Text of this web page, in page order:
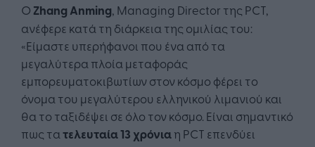
Ο Zhang Anming, Managing Director της PCT,
ανέφερε κατά τη διάρκεια της ομιλίας του:
«Είμαστε υπερήφανοι που ένα από τα
μεγαλύτερα πλοία μεταφοράς
εμπορευματοκιβωτίων στον κόσμο φέρει το
όνομα του μεγαλύτερου ελληνικού λιμανιού και
θα το ταξιδέψει σε όλο τον κόσμο. Είναι σημαντικό
πως τατελευταία 13 χρόνιαη PCT επενδύει